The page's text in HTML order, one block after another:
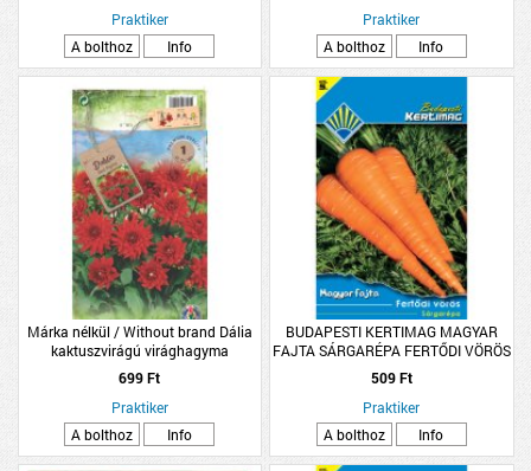
Praktiker
A bolthoz
Info
Praktiker
A bolthoz
Info
Márka nélkül / Without brand Dália
kaktuszvirágú virághagyma
1db/csomag piros
699 Ft
Praktiker
A bolthoz
Info
BUDAPESTI KERTIMAG MAGYAR
FAJTA SÁRGARÉPA FERTŐDI VÖRÖS
509 Ft
Praktiker
A bolthoz
Info